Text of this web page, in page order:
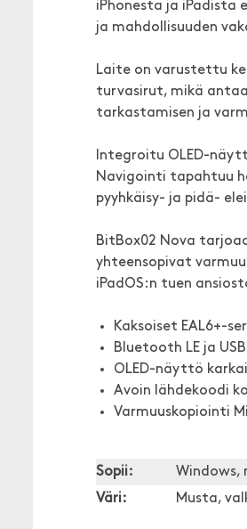
iPhonesta ja iPadista
ja mahdollisuuden
Laite on varustettu
turvasirut, mikä
tarkastamisen ja
Integroitu OLED-
Navigointi tapahtuu
pyyhkäisy- ja pidä-
BitBox02 Nova
yhteensopivat
iPadOS:n tuen
Kaksoiset EAL6+-
Bluetooth LE ja
OLED-näyttö
Avoin lähdekoodi
Varmuuskopiointi
Sopii:
Windows,
Väri:
Musta,